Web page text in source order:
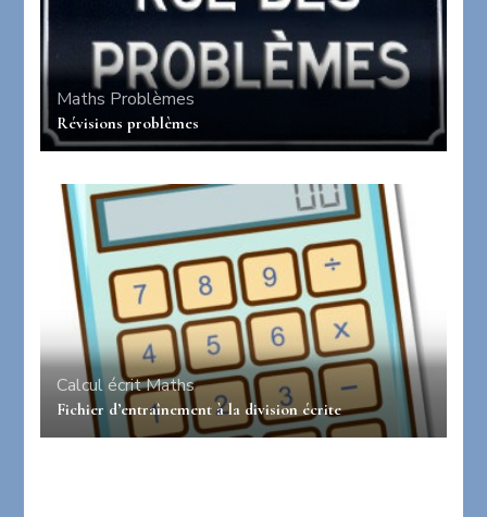
Maths Problèmes
Révisions problèmes
Calcul écritMaths
Fichier d’entraînement à la division écrite